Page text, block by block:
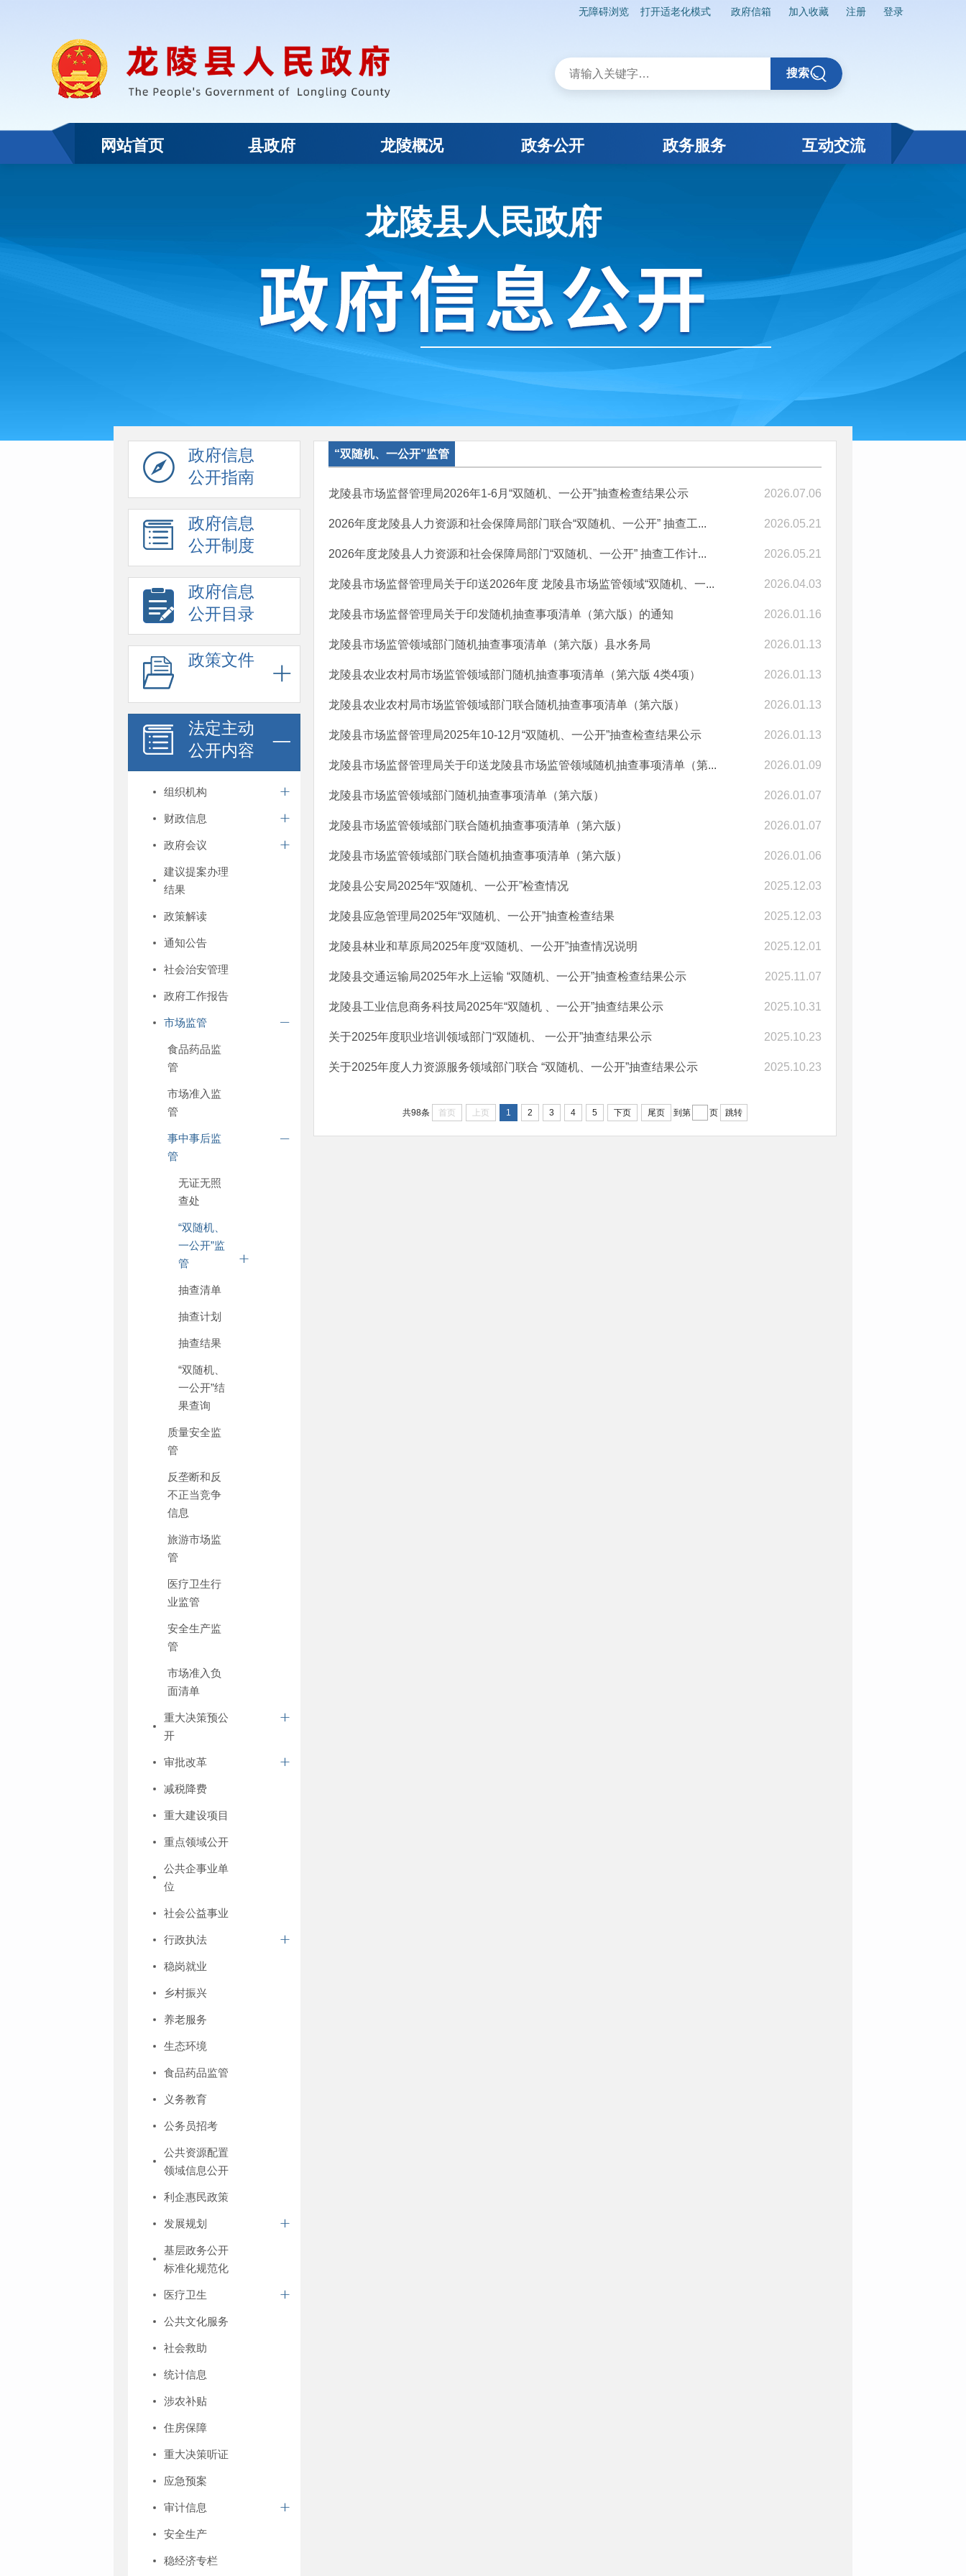
无障碍浏览 打开适老化模式 政府信箱 加入收藏 注册 登录
搜索
网站首页 县政府 龙陵概况 政务公开 政务服务 互动交流
龙陵县人民政府
政府信息
公开指南
政府信息
公开制度
政府信息
公开目录
政策文件
法定主动
公开内容
组织机构
财政信息
政府会议
建议提案办理
结果
政策解读
通知公告
社会治安管理
政府工作报告
市场监管
食品药品监
管
市场准入监
管
事中事后监
管
无证无照
查处
“双随机、
一公开”监
管
抽查清单
抽查计划
抽查结果
“双随机、
一公开”结
果查询
质量安全监
管
反垄断和反
不正当竞争
信息
旅游市场监
管
医疗卫生行
业监管
安全生产监
管
市场准入负
面清单
重大决策预公
开
审批改革
减税降费
重大建设项目
重点领域公开
公共企事业单
位
社会公益事业
行政执法
稳岗就业
乡村振兴
养老服务
生态环境
食品药品监管
义务教育
公务员招考
公共资源配置
领域信息公开
利企惠民政策
发展规划
基层政务公开
标准化规范化
医疗卫生
公共文化服务
社会救助
统计信息
涉农补贴
住房保障
重大决策听证
应急预案
审计信息
安全生产
稳经济专栏
“双随机、一公开”监管
龙陵县市场监督管理局2026年1-6月“双随机、一公开”抽查检查结果公示 2026.07.06
2026年度龙陵县人力资源和社会保障局部门联合“双随机、一公开” 抽查工... 2026.05.21
2026年度龙陵县人力资源和社会保障局部门“双随机、一公开” 抽查工作计... 2026.05.21
龙陵县市场监督管理局关于印送2026年度 龙陵县市场监管领域“双随机、一... 2026.04.03
龙陵县市场监督管理局关于印发随机抽查事项清单（第六版）的通知 2026.01.16
龙陵县市场监管领域部门随机抽查事项清单（第六版）县水务局 2026.01.13
龙陵县农业农村局市场监管领域部门随机抽查事项清单（第六版 4类4项） 2026.01.13
龙陵县农业农村局市场监管领域部门联合随机抽查事项清单（第六版） 2026.01.13
龙陵县市场监督管理局2025年10-12月“双随机、一公开”抽查检查结果公示 2026.01.13
龙陵县市场监督管理局关于印送龙陵县市场监管领域随机抽查事项清单（第... 2026.01.09
龙陵县市场监管领域部门随机抽查事项清单（第六版） 2026.01.07
龙陵县市场监管领域部门联合随机抽查事项清单（第六版） 2026.01.07
龙陵县市场监管领域部门联合随机抽查事项清单（第六版） 2026.01.06
龙陵县公安局2025年“双随机、一公开”检查情况 2025.12.03
龙陵县应急管理局2025年“双随机、一公开”抽查检查结果 2025.12.03
龙陵县林业和草原局2025年度“双随机、一公开”抽查情况说明 2025.12.01
龙陵县交通运输局2025年水上运输 “双随机、一公开”抽查检查结果公示 2025.11.07
龙陵县工业信息商务科技局2025年“双随机 、一公开”抽查结果公示 2025.10.31
关于2025年度职业培训领域部门“双随机、 一公开”抽查结果公示 2025.10.23
关于2025年度人力资源服务领域部门联合 “双随机、一公开”抽查结果公示 2025.10.23
共98条 首页 上页 1 2 3 4 5 下页 尾页 到第 页 跳转